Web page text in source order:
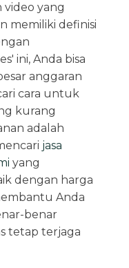
yang
memiliki definisi
ini, Anda bisa
anggaran
cara untuk
kurang
adalah
jasa
yang
dengan harga
Anda
benar
tetap terjaga